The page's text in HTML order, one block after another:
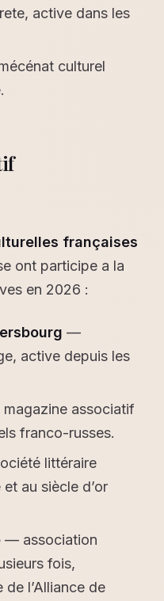
active dans les
culturel
françaises
ont participe a la
en 2026 :
—
active depuis les
associatif
franco-russes.
littéraire
au siècle d’or
— association
fois,
l’Alliance de